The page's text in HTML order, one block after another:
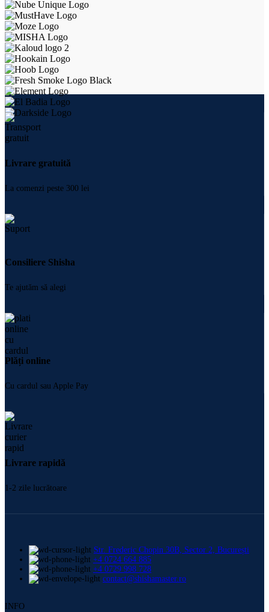
Livrare gratuită
La comenzi peste 300 lei
Consiliere Shisha
Te ajutăm să alegi
Plăți online
Cu cardul sau Apple Pay
Livrare rapidă
1-2 zile lucrătoare
Str. Frederic Chopin 30B, Sector 2, București
+4 0724 664 885
+4 0729 998 728
contact@shishamaster.ro
INFO